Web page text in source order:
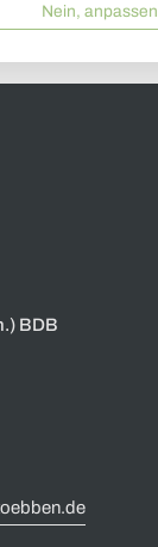
BDB
Nein, anpassen